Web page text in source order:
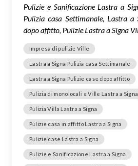
Pulizie e Sanificazione Lastra a
Pulizia casa Settimanale, Lastra a
dopo affitto, Pulizie Lastra a Signa
Impresa di pulizie Ville
Lastra a Signa Pulizia casa Settimanale
Lastra a Signa Pulizie case dopo affitto
Pulizia di monolocali e Ville Lastra a Signa
Pulizia Villa Lastra a Signa
Pulizie casa in affitto Lastra a Signa
Pulizie case Lastra a Signa
Pulizie e Sanificazione Lastra a Signa